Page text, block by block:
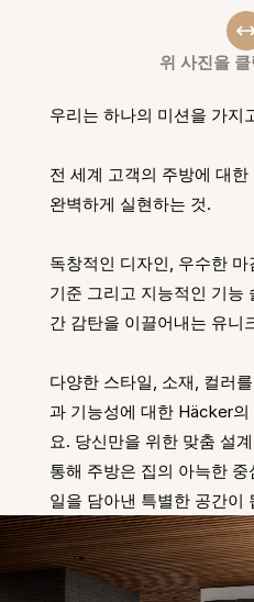
위 사진을
우리는 하나의 미션을 가지
전 세계 고객의 주방에 대
완벽하게 실현하는 것.
독창적인 디자인, 우수한
기준 그리고 지능적인 기능
간 감탄을 이끌어내는 유니
다양한 스타일, 소재, 컬러
과 기능성에 대한 Häcker
요. 당신만을 위한 맞춤 설
통해 주방은 집의 아늑한
일을 담아낸 특별한 공간이